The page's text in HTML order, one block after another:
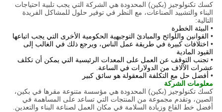
كسك تكنولوجيز (بكين) المحدودة هي الشركة التي يجب تلبية احتياجات
البناء والتشييد الصناعات، مع النظر في توفير حلول للمشاكل الفريدة
التالية:
•البيئة الخطرة
• القوانين واللوائح والمبادئ التوجيهية الحكومية الأخرى التي يجب اتباعها
• اختلافات كبيرة في طريقة عمل الناس، ويرجع ذلك في الغالب إلى
القيود المادية
•تجنب التوقف عن العمل على المعدات الرئيسية التي يمكن أن تكلف
عشرات الآلاف من الدولارات في الساعة.
•أفضل حل مع التكلفة المعقولة هو سائق كبير
معلومات الشركة
كسك تكنولوجيز (بكين) المحدودة هي مؤسسة متنوعة مقرها في بكين،
الصين، وتقدم مجموعة من المنتجات التي تساعد على المساهمة في
أفضل خط القاع وزيادة السلامة في مكان العمل لصناعة البناء والتعدين.